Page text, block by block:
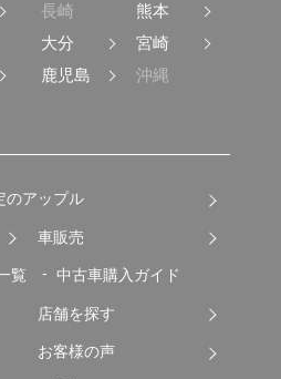
長崎
熊本
大分
宮崎
鹿児島
沖縄
のアップル
覧
車販売
中古車購入ガイド
店舗を探す
お客様の声